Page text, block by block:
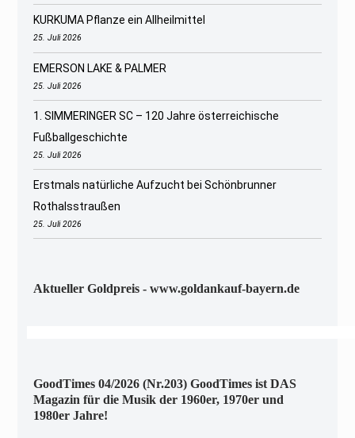
KURKUMA Pflanze ein Allheilmittel
25. Juli 2026
EMERSON LAKE & PALMER
25. Juli 2026
1. SIMMERINGER SC – 120 Jahre österreichische
Fußballgeschichte
25. Juli 2026
Erstmals natürliche Aufzucht bei Schönbrunner
Rothalsstraußen
25. Juli 2026
Aktueller Goldpreis - www.goldankauf-bayern.de
GoodTimes 04/2026 (Nr.203) GoodTimes ist DAS
Magazin für die Musik der 1960er, 1970er und
1980er Jahre!